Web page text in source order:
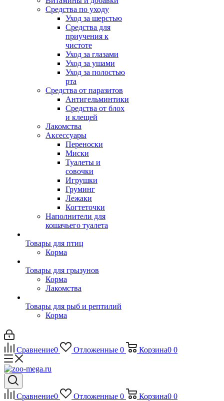
Средства по уходу
Уход за шерстью
Средства для
приучения к
чистоте
Уход за глазами
Уход за ушами
Уход за полостью
рта
Средства от паразитов
Антигельминтики
Средства от блох
и клещей
Лакомства
Аксессуары
Переноски
Миски
Туалеты и
совочки
Игрушки
Груминг
Лежаки
Когтеточки
Наполнители для
кошачьего туалета
Товары для птиц
Корма
Товары для грызунов
Корма
Лакомства
Товары для рыб и рептилий
Корма
Сравнение0 Отложенные 0 Корзина0 0
Сравнение0 Отложенные 0 Корзина0 0